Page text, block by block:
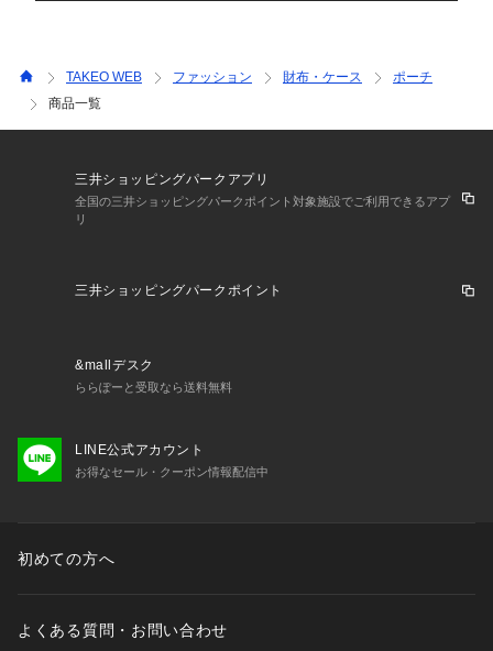
TAKEO WEB ファッション 財布・ケース
ポーチ
商品一覧
三井ショッピングパークアプリ
全国の三井ショッピングパークポイント対象施設でご利用できるアプ
リ
三井ショッピングパークポイント
&mallデスク
ららぽーと受取なら送料無料
LINE公式アカウント
お得なセール・クーポン情報配信中
初めての方へ
よくある質問・お問い合わせ